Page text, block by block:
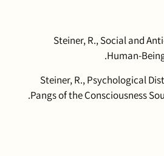
Steiner, R., Social and
Human-
8. Steiner, R., Psychological
Pangs of the Consciousness